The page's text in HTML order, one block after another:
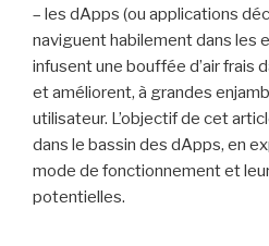
– les dApps (ou applications
naviguent habilement dans les
infusent une bouffée d’air frais
et améliorent, à grandes
utilisateur. L’objectif de cet
dans le bassin des dApps, en
mode de fonctionnement et
potentielles.